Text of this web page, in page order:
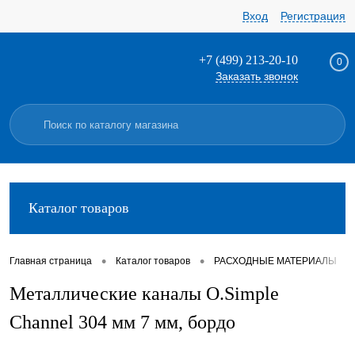
Вход Регистрация
+7 (499) 213-20-10
Заказать звонок
0
Каталог товаров
Главная страница • Каталог товаров • РАСХОДНЫЕ МАТЕРИАЛЫ
Металлические каналы O.Simple
Channel 304 мм 7 мм, бордо